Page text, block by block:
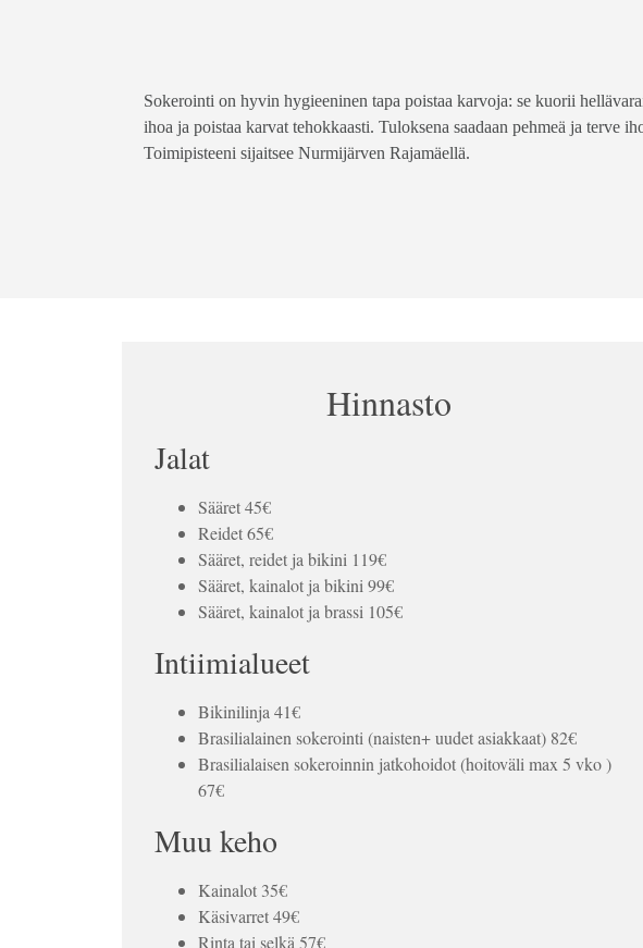
Sokerointi on hyvin hygieeninen tapa poistaa karvoja: se kuorii
ihoa ja poistaa karvat tehokkaasti. Tuloksena saadaan pehmeä ja terve
Toimipisteeni sijaitsee Nurmijärven Rajamäellä.
Hinnasto
Jalat
Sääret 45€
Reidet 65€
Sääret, reidet ja bikini 119€
Sääret, kainalot ja bikini 99€
Sääret, kainalot ja brassi 105€
Intiimialueet
Bikinilinja 41€
Brasilialainen sokerointi (naisten+ uudet asiakkaat) 82€
Brasilialaisen sokeroinnin jatkohoidot (hoitoväli max 5 vko )
67€
Muu keho
Kainalot 35€
Käsivarret 49€
Rinta tai selkä 57€